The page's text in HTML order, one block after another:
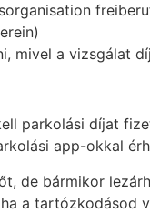
mivel a vizsgálat
parkolási díjat
app-okkal
de bármikor
a